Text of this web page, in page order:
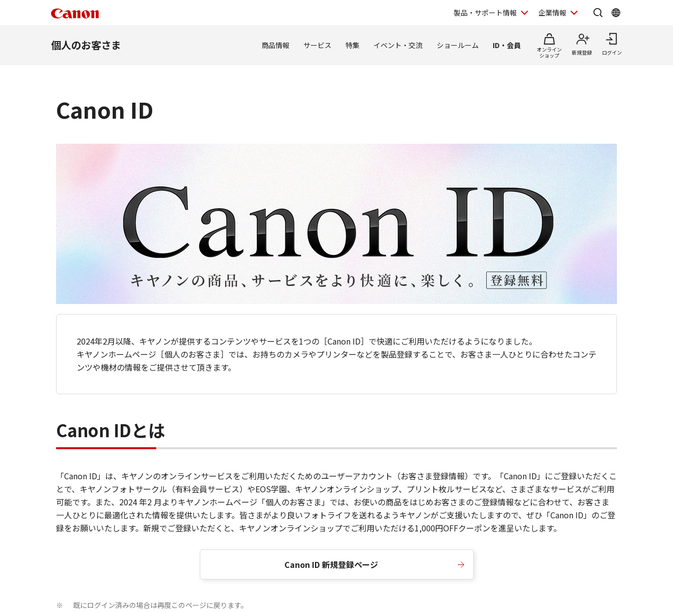
製品・サポート情報 企業情報
個人のお客さま 商品情報 サービス 特集 イベント・交流 ショールーム ID・会員
オンライン
ショップ
新規登録 ログイン
Canon ID
2024年2月以降、キヤノンが提供するコンテンツやサービスを1つの［Canon ID］で快適にご利用いただけるようになりました。
キヤノンホームページ［個人のお客さま］では、お持ちのカメラやプリンターなどを製品登録することで、お客さま一人ひとりに合わせたコンテ
ンツや機材の情報をご提供させて頂きます。
Canon IDとは
「Canon ID」は、キヤノンのオンラインサービスをご利用いただくためのユーザーアカウント（お客さま登録情報）です。「Canon ID」にご登録いただくこ
とで、キヤノンフォトサークル（有料会員サービス）やEOS学園、キヤノンオンラインショップ、プリント枚ルサービスなど、さまざまなサービスがご利用
可能です。また、2024 年2 月よりキヤノンホームページ「個人のお客さま」では、お使いの商品をはじめお客さまのご登録情報などに合わせて、お客さま
一人ひとりに最適化された情報を提供いたします。皆さまがより良いフォトライフを送れるようキヤノンがご支援いたしますので、ぜひ「Canon ID」のご登
録をお願いいたします。新規でご登録いただくと、キヤノンオンラインショップでご利用いただける1,000円OFFクーポンを進呈いたします。
Canon ID 新規登録ページ
※ 既にログイン済みの場合は再度このページに戻ります。